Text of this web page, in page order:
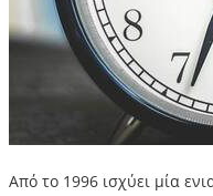
Από το 1996 ισχύει μία